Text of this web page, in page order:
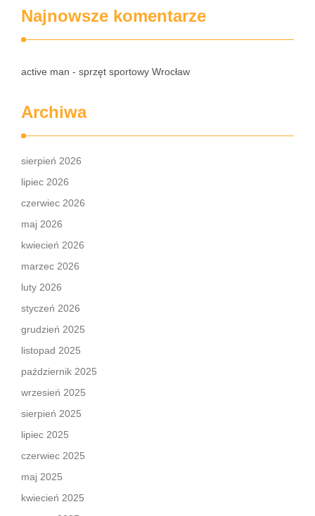
Najnowsze komentarze
active man - sprzęt sportowy Wrocław
Archiwa
sierpień 2026
lipiec 2026
czerwiec 2026
maj 2026
kwiecień 2026
marzec 2026
luty 2026
styczeń 2026
grudzień 2025
listopad 2025
październik 2025
wrzesień 2025
sierpień 2025
lipiec 2025
czerwiec 2025
maj 2025
kwiecień 2025